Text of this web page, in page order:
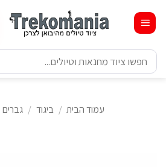
content
חיפוש
עבור:
עמוד הבית / ביגוד / גברים